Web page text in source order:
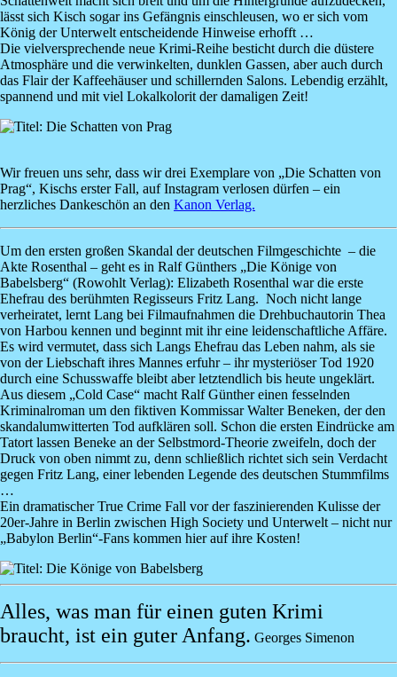
lässt sich Kisch sogar ins Gefängnis einschleusen, wo er sich vom
König der Unterwelt entscheidende Hinweise erhofft …
Die vielversprechende neue Krimi-Reihe besticht durch die düstere
Atmosphäre und die verwinkelten, dunklen Gassen, aber auch durch
das Flair der Kaffeehäuser und schillernden Salons. Lebendig erzählt,
spannend und mit viel Lokalkolorit der damaligen Zeit!
Image
​Wir freuen uns sehr, dass wir drei Exemplare von „Die Schatten von
Prag“, Kischs erster Fall, auf Instagram verlosen dürfen – ein
herzliches Dankeschön an den Kanon Verlag.
Um den ersten großen Skandal der deutschen Filmgeschichte – die
Akte Rosenthal – geht es in Ralf Günthers „Die Könige von
Babelsberg“ (Rowohlt Verlag): Elizabeth Rosenthal war die erste
Ehefrau des berühmten Regisseurs Fritz Lang. Noch nicht lange
verheiratet, lernt Lang bei Filmaufnahmen die Drehbuchautorin Thea
von Harbou kennen und beginnt mit ihr eine leidenschaftliche Affäre.
Es wird vermutet, dass sich Langs Ehefrau das Leben nahm, als sie
von der Liebschaft ihres Mannes erfuhr – ihr mysteriöser Tod 1920
durch eine Schusswaffe bleibt aber letztendlich bis heute ungeklärt.
Aus diesem „Cold Case“ macht Ralf Günther einen fesselnden
Kriminalroman um den fiktiven Kommissar Walter Beneken, der den
skandalumwitterten Tod aufklären soll. Schon die ersten Eindrücke am
Tatort lassen Beneke an der Selbstmord-Theorie zweifeln, doch der
Druck von oben nimmt zu, denn schließlich richtet sich sein Verdacht
gegen Fritz Lang, einer lebenden Legende des deutschen Stummfilms
…
Ein dramatischer True Crime Fall vor der faszinierenden Kulisse der
20er-Jahre in Berlin zwischen High Society und Unterwelt – nicht nur
„Babylon Berlin“-Fans kommen hier auf ihre Kosten!
Image
Alles, was man für einen guten Krimi
braucht, ist ein guter Anfang. Georges Simenon